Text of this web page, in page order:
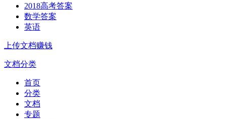
2018高考答案
数学答案
英语
上传文档赚钱
文档分类
首页
分类
文档
专题